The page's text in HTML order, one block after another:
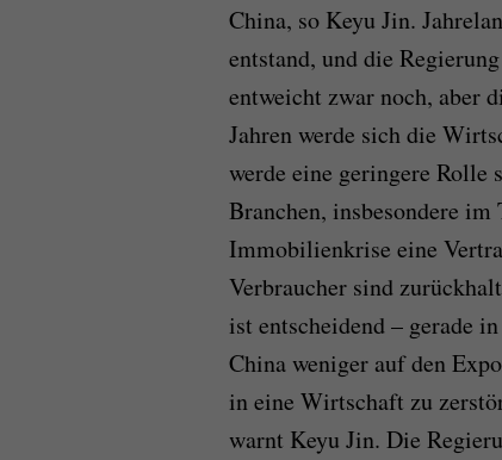
China, so Keyu Jin.
entstand, und die
entweicht zwar noch, aber
Jahren werde sich die
werde eine geringere
Branchen, insbesondere
Immobilienkrise eine
Verbraucher sind
ist entscheidend – gerade
China weniger auf den
in eine Wirtschaft zu
warnt Keyu Jin. Die